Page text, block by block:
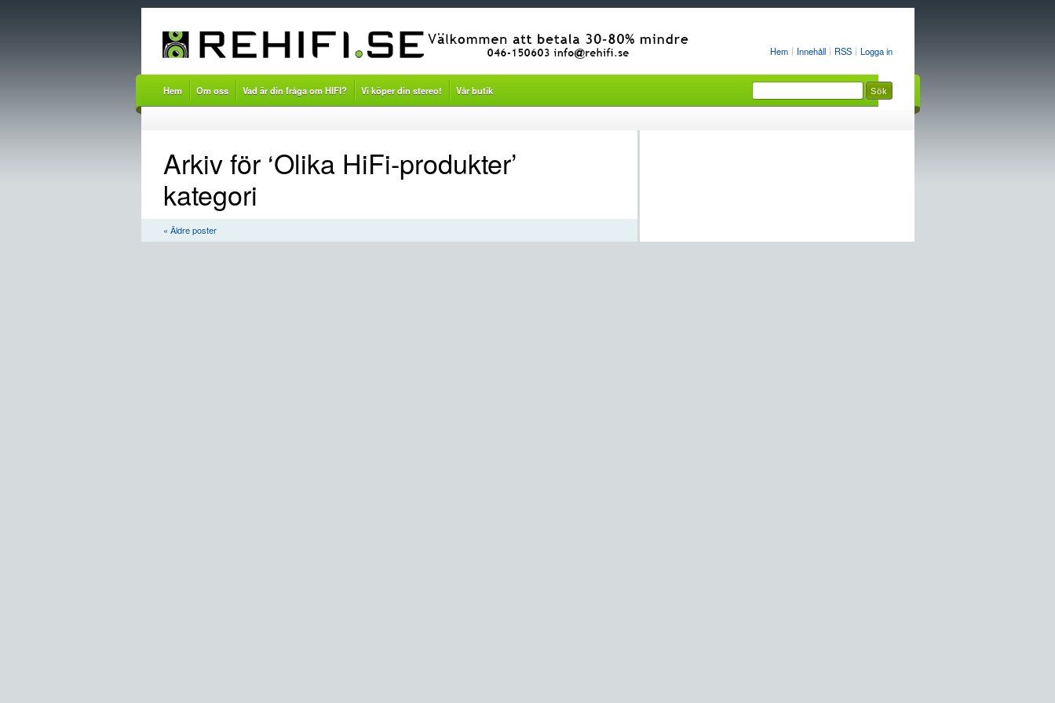
Hem Innehåll RSS Logga in
Hem Om oss Vad är din fråga om HIFI? Vi köper din stereo! Vår butik
Arkiv för ‘Olika HiFi-produkter’
kategori
« Äldre poster